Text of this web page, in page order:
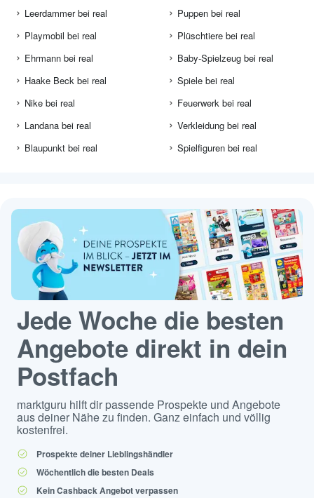
Leerdammer bei real
Playmobil bei real
Ehrmann bei real
Haake Beck bei real
Nike bei real
Landana bei real
Blaupunkt bei real
Puppen bei real
Plüschtiere bei real
Baby-Spielzeug bei real
Spiele bei real
Feuerwerk bei real
Verkleidung bei real
Spielfiguren bei real
Jede Woche die besten
Angebote direkt in dein
Postfach
marktguru hilft dir passende Prospekte und Angebote
aus deiner Nähe zu finden. Ganz einfach und völlig
kostenfrei.
Prospekte deiner Lieblingshändler
Wöchentlich die besten Deals
Kein Cashback Angebot verpassen